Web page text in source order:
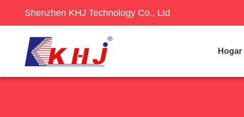
Shenzhen KHJ Technology Co., Ltd
Hogar